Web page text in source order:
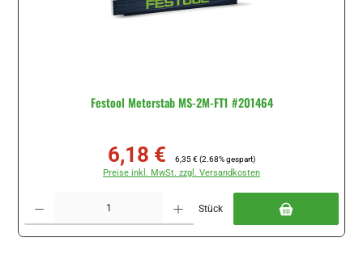
Festool Meterstab MS-2M-FT1 #201464
Verkaufspreis:
6,18 € Regulärer Preis:
6,35 € (2.68% gespart)
Preise inkl. MwSt. zzgl. Versandkosten
Stück